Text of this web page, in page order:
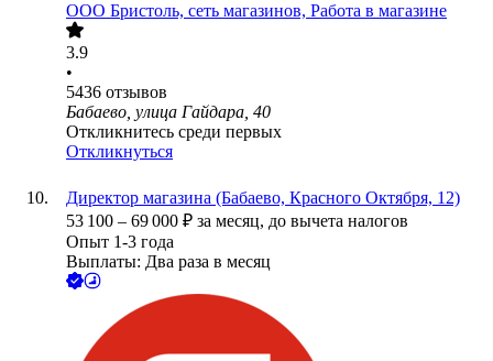
ООО Бристоль, сеть магазинов, Работа в магазине
3.9
•
5436 отзывов
Бабаево, улица Гайдара, 40
Откликнитесь среди первых
Откликнуться
Директор магазина (Бабаево, Красного Октября, 12)
53 100 – 69 000 ₽ за месяц, до вычета налогов
Опыт 1-3 года
Выплаты: Два раза в месяц